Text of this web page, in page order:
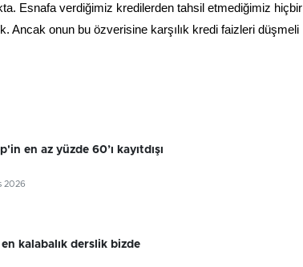
Esnafa verdiğimiz kredilerden tahsil etmediğimiz hiçbir
Ancak onun bu özverisine karşılık kredi faizleri düşmeli
en az yüzde 60’ı kayıtdışı
2026
kalabalık derslik bizde